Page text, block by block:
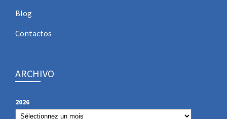
Blog
Contactos
ARCHIVO
2026